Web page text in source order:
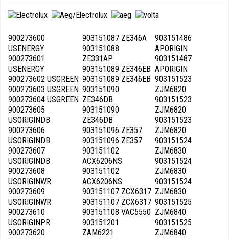
900273600
USENERGY
900273601
USENERGY
900273602 USGREEN
900273603 USGREEN
900273604 USGREEN
900273605
USORIGINDB
900273606
USORIGINDB
900273607
USORIGINDB
900273608
USORIGINWR
900273609
USORIGINWR
900273610
USORIGINPR
900273620
903151087 ZE346A
903151088
ZE331AP
903151089 ZE346EB
903151089 ZE346EB
903151090
ZE346DB
903151090
ZE346DB
903151096 ZE357
903151096 ZE357
903151102
ACX6206NS
903151102
ACX6206NS
903151107 ZCX6317
903151107 ZCX6317
903151108 VAC5550
903151201
ZAM6221
903151486
APORIGIN
903151487
APORIGIN
903151523
ZJM6820
903151523
ZJM6820
903151523
ZJM6820
903151524
ZJM6830
903151524
ZJM6830
903151524
ZJM6830
903151525
ZJM6840
903151525
ZJM6840